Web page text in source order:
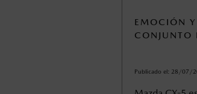
EMOCIÓN
CONJUNTO
Publicado el: 28/07/